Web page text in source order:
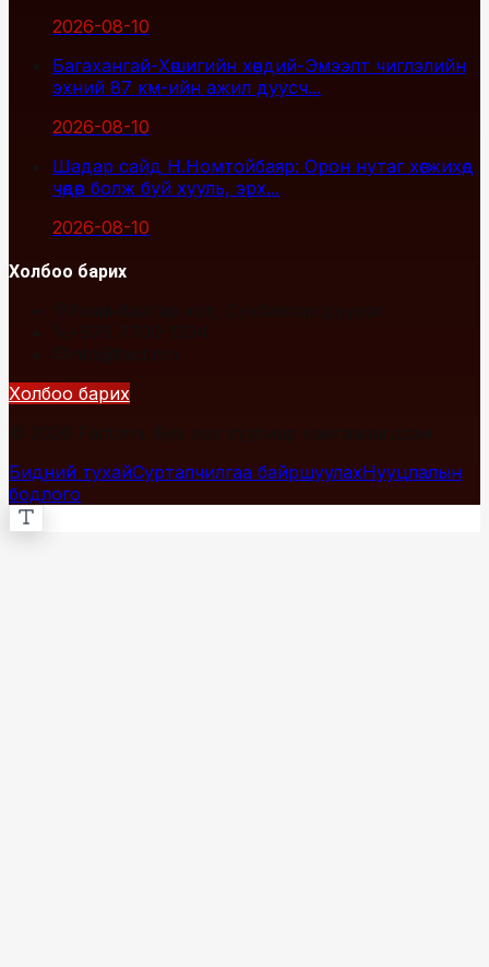
2026-08-10
Багахангай-Хөшигийн хөндий-Эмээлт чиглэлийн
эхний 87 км-ийн ажил дуусч...
2026-08-10
Шадар сайд Н.Номтойбаяр: Орон нутаг хөгжихөд
чөдөр болж буй хууль, эрх...
2026-08-10
Холбоо барих
Холбоо барих
Бидний тухайСурталчилгаа байршуулахНууцлалын
бодлого